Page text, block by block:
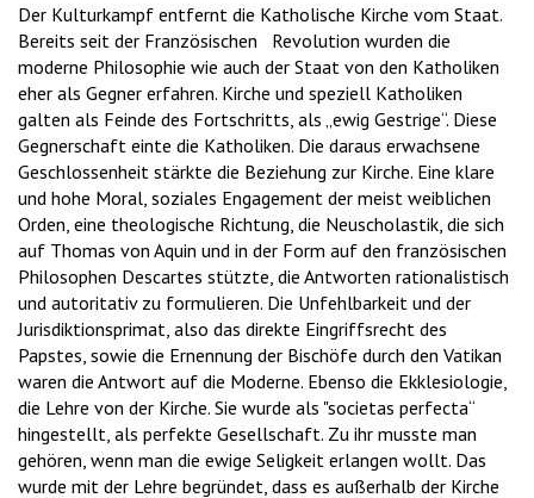
Der Kulturkampf entfernt die Katholische Kirche vom Staat.
Bereits seit der Französischen Revolution wurden die
moderne Philosophie wie auch der Staat von den Katholiken
eher als Gegner erfahren. Kirche und speziell Katholiken
galten als Feinde des Fortschritts, als „ewig Gestrige“. Diese
Gegnerschaft einte die Katholiken. Die daraus erwachsene
Geschlossenheit stärkte die Beziehung zur Kirche. Eine klare
und hohe Moral, soziales Engagement der meist weiblichen
Orden, eine theologische Richtung, die Neuscholastik, die sich
auf Thomas von Aquin und in der Form auf den französischen
Philosophen Descartes stützte, die Antworten rationalistisch
und autoritativ zu formulieren. Die Unfehlbarkeit und der
Jurisdiktionsprimat, also das direkte Eingriffsrecht des
Papstes, sowie die Ernennung der Bischöfe durch den Vatikan
waren die Antwort auf die Moderne. Ebenso die Ekklesiologie,
die Lehre von der Kirche. Sie wurde als "societas perfecta“
hingestellt, als perfekte Gesellschaft. Zu ihr musste man
gehören, wenn man die ewige Seligkeit erlangen wollt. Das
wurde mit der Lehre begründet, dass es außerhalb der Kirche